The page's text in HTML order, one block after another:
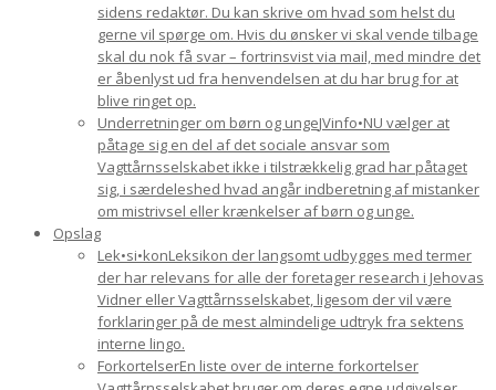
sidens redaktør. Du kan skrive om hvad som helst du
gerne vil spørge om. Hvis du ønsker vi skal vende tilbage
skal du nok få svar – fortrinsvist via mail, med mindre det
er åbenlyst ud fra henvendelsen at du har brug for at
blive ringet op.
Underretninger om børn og ungeJVinfo•NU vælger at
påtage sig en del af det sociale ansvar som
Vagttårnsselskabet ikke i tilstrækkelig grad har påtaget
sig, i særdeleshed hvad angår indberetning af mistanker
om mistrivsel eller krænkelser af børn og unge.
Opslag
Lek•si•konLeksikon der langsomt udbygges med termer
der har relevans for alle der foretager research i Jehovas
Vidner eller Vagttårnsselskabet, ligesom der vil være
forklaringer på de mest almindelige udtryk fra sektens
interne lingo.
ForkortelserEn liste over de interne forkortelser